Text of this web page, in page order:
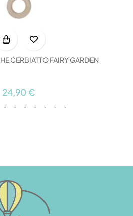
CERBIATTO FAIRY GARDEN
24,90 €